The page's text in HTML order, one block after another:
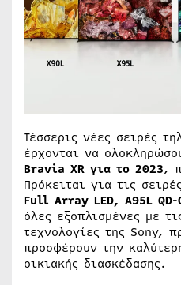
Τέσσερις νέες σειρές
έρχονται να
Bravia XR για το 2023,
Πρόκειται για τις σειρές
Full Array LED, A95L QD-
όλες εξοπλισμένες με
τεχνολογίες της Sony,
προσφέρουν την
οικιακής διασκέδασης.